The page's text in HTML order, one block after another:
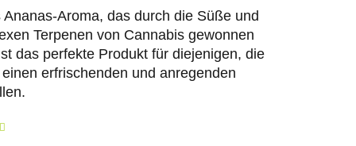
Aroma, das durch die Süße und
Terpenen von Cannabis gewonnen
das perfekte Produkt für diejenigen, die
erfrischenden und anregenden